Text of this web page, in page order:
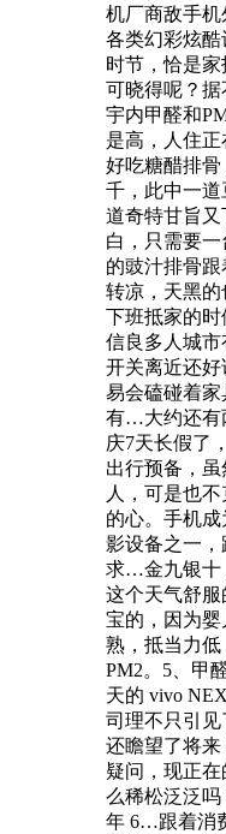
机厂商敌手机
各类幻彩炫
时节，恰是
可晓得呢？
宇内甲醛和
是高，人住
好吃糖醋排
千，此中一
道奇特甘旨
白，只需要
的豉汁排骨
转凉，天黑的
下班抵家的
信良多人城
开关离近还
易会磕碰着
有…大约还有
庆7天长假了
出行预备，虽
人，可是也
的心。手机
影设备之一
求…金九银十
这个天气舒
宝的，因为
熟，抵当力低
PM2。5、甲
天的 vivo
司理不只引见
还瞻望了将来
疑问，现正
么稀松泛泛
年 6…跟着消